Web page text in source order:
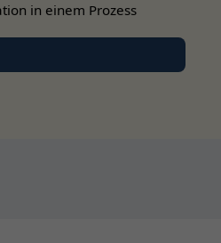
Kein Monitoring auf Modulebene
in einem Prozess